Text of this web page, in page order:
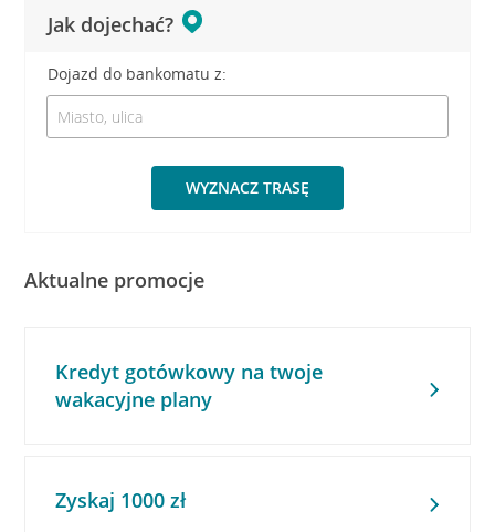
Jak dojechać?
Dojazd do bankomatu z:
WYZNACZ TRASĘ
Aktualne promocje
Kredyt gotówkowy na twoje
wakacyjne plany
Zyskaj 1000 zł